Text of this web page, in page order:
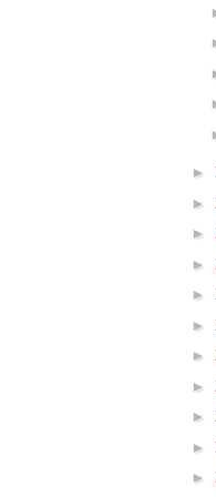
►
►
►
►
►
►
►
►
►
►
►